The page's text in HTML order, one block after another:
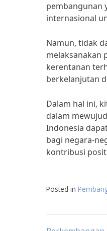
pembangunan
internasional
Namun, tidak
melaksanakan
kerentanan
berkelanjutan
Dalam hal ini,
dalam
Indonesia
bagi negara-
kontribusi
Posted in